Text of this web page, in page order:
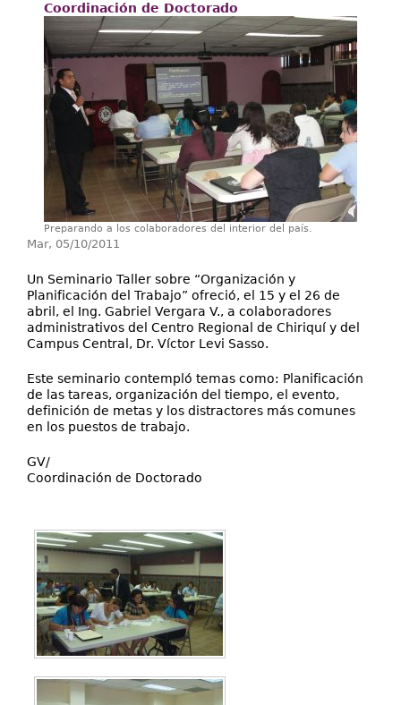
Centros Regionales
Servicios
Internacional
Transparencia
Coordinación de Doctorado
Preparando a los colaboradores del interior del país.
Mar, 05/10/2011
Un Seminario Taller sobre “Organización y
Planificación del Trabajo” ofreció, el 15 y el 26 de
abril, el Ing. Gabriel Vergara V., a colaboradores
administrativos del Centro Regional de Chiriquí y del
Campus Central, Dr. Víctor Levi Sasso.
Este seminario contempló temas como: Planificación
de las tareas, organización del tiempo, el evento,
definición de metas y los distractores más comunes
en los puestos de trabajo.
GV/
Coordinación de Doctorado